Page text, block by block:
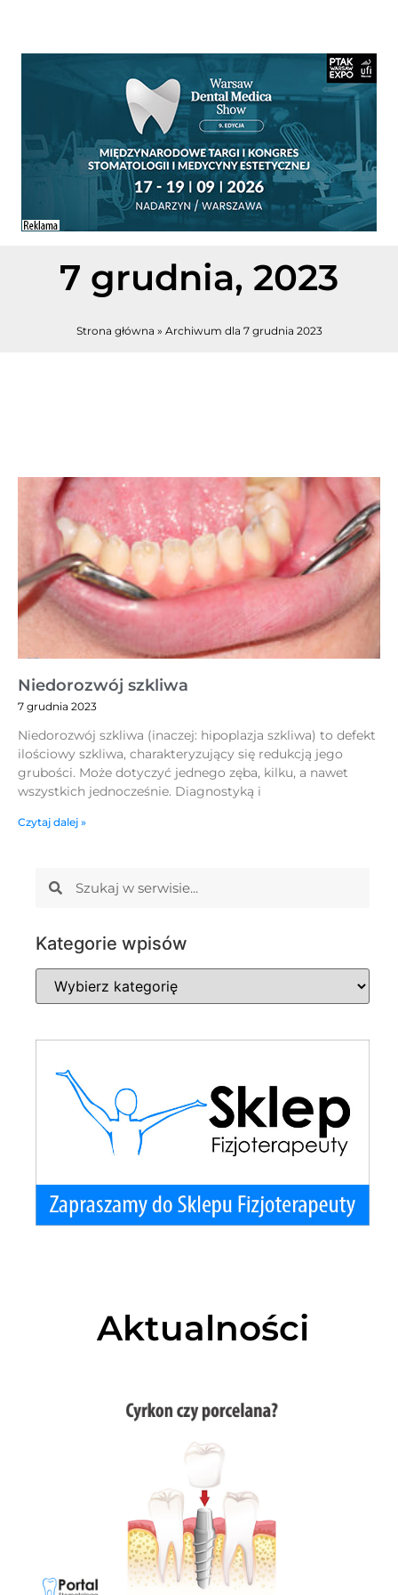
7 grudnia, 2023
Strona główna » Archiwum dla 7 grudnia 2023
Niedorozwój szkliwa
7 grudnia 2023
Niedorozwój szkliwa (inaczej: hipoplazja szkliwa) to defekt
ilościowy szkliwa, charakteryzujący się redukcją jego
grubości. Może dotyczyć jednego zęba, kilku, a nawet
wszystkich jednocześnie. Diagnostyką i
Czytaj dalej »
Kategorie wpisów
Aktualności